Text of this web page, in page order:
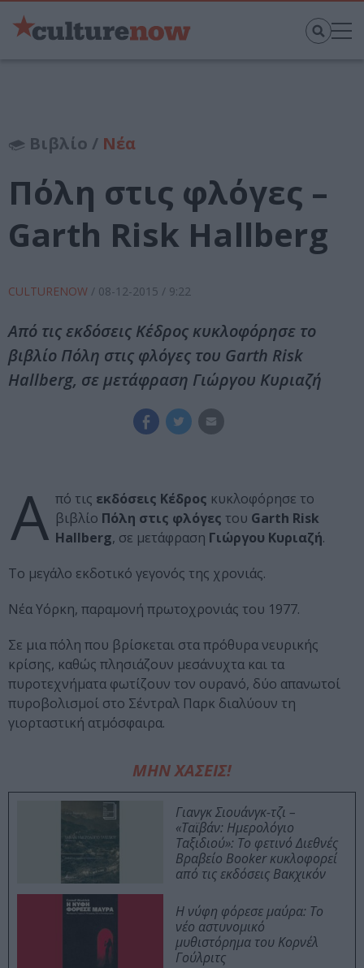
Βιβλίο / Νέα
Πόλη στις φλόγες –
Garth Risk Hallberg
CULTURENOW / 08-12-2015 / 9:22
Από τις εκδόσεις Κέδρος κυκλοφόρησε το
βιβλίο Πόλη στις φλόγες του Garth Risk
Hallberg, σε μετάφραση Γιώργου Κυριαζή
Α πό τις εκδόσεις Κέδρος κυκλοφόρησε το
βιβλίο Πόλη στις φλόγες του Garth Risk
Hallberg, σε μετάφραση Γιώργου Κυριαζή.
Το μεγάλο εκδοτικό γεγονός της χρονιάς.
Νέα Υόρκη, παραμονή πρωτοχρονιάς του 1977.
Σε μια πόλη που βρίσκεται στα πρόθυρα νευρικής
κρίσης, καθώς πλησιάζουν μεσάνυχτα και τα
πυροτεχνήματα φωτίζουν τον ουρανό, δύο απανωτοί
πυροβολισμοί στο Σέντραλ Παρκ διαλύουν τη
γιορταστική ατμόσφαιρα.
ΜΗΝ ΧΑΣΕΙΣ!
Γιανγκ Σιουάνγκ-τζι –
«Ταϊβάν: Ημερολόγιο
Ταξιδιού»: Το φετινό Διεθνές
Βραβείο Booker κυκλοφορεί
από τις εκδόσεις Βακχικόν
Η νύφη φόρεσε μαύρα: Το
νέο αστυνομικό
μυθιστόρημα του Κορνέλ
Γούλριτς